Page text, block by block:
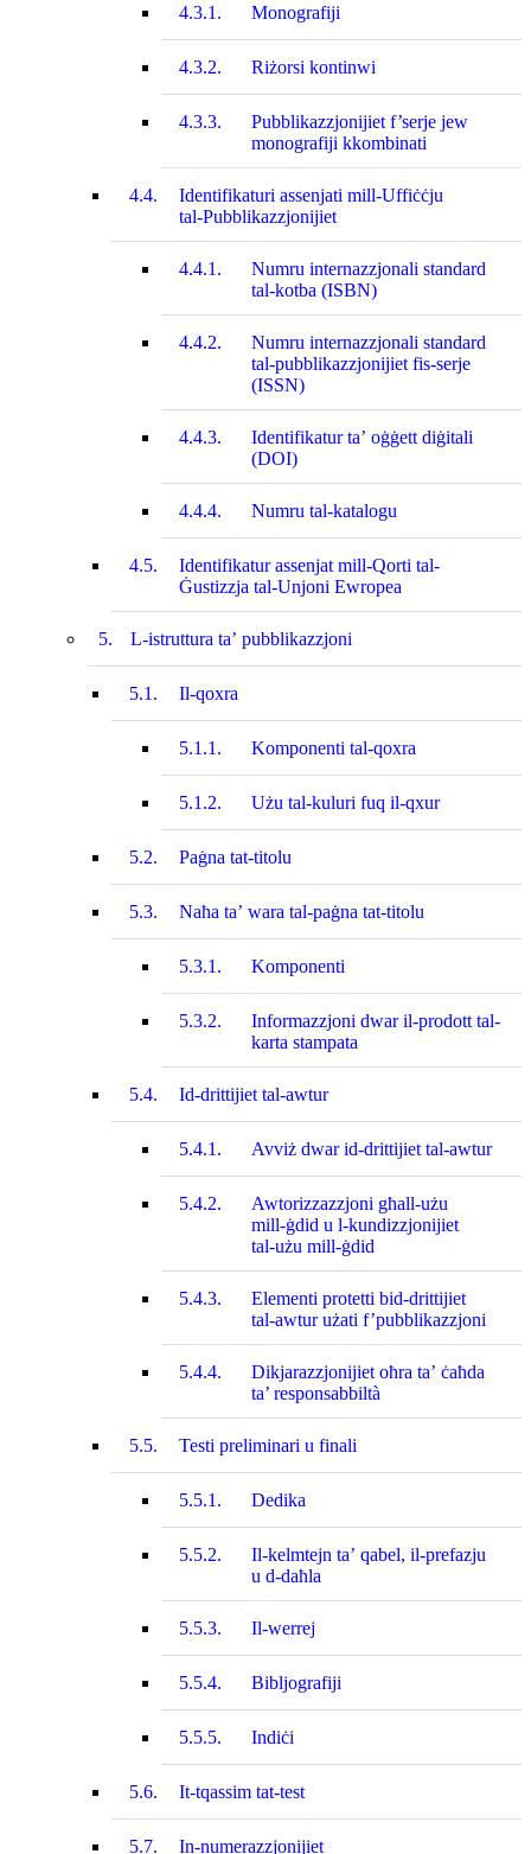
4.3.1. Monografiji
4.3.2. Riżorsi kontinwi
4.3.3.
Pubblikazzjonijiet f’serje jew
monografiji kkombinati
4.4.
Identifikaturi assenjati mill-Uffiċċju
tal-Pubblikazzjonijiet
4.4.1.
Numru internazzjonali standard
tal-kotba (ISBN)
4.4.2.
Numru internazzjonali standard
tal-pubblikazzjonijiet fis-serje
(ISSN)
4.4.3.
Identifikatur ta’ oġġett diġitali
(DOI)
4.4.4. Numru tal-katalogu
4.5.
Identifikatur assenjat mill-Qorti tal-
Ġustizzja tal-Unjoni Ewropea
5. L-istruttura ta’ pubblikazzjoni
5.1. Il-qoxra
5.1.1. Komponenti tal-qoxra
5.1.2. Użu tal-kuluri fuq il‑qxur
5.2. Paġna tat‑titolu
5.3. Naħa ta’ wara tal-paġna tat‑titolu
5.3.1. Komponenti
5.3.2.
Informazzjoni dwar il‑prodott tal-
karta stampata
5.4. Id‑drittijiet tal‑awtur
5.4.1. Avviż dwar id‑drittijiet tal‑awtur
5.4.2.
Awtorizzazzjoni għall‑użu
mill‑ġdid u l‑kundizzjonijiet
tal‑użu mill‑ġdid
5.4.3.
Elementi protetti bid‑drittijiet
tal‑awtur użati f’pubblikazzjoni
5.4.4.
Dikjarazzjonijiet oħra ta’ ċaħda
ta’ responsabbiltà
5.5. Testi preliminari u finali
5.5.1. Dedika
5.5.2.
Il-kelmtejn ta’ qabel, il‑prefazju
u d-daħla
5.5.3. Il-werrej
5.5.4. Bibljografiji
5.5.5. Indiċi
5.6. It-tqassim tat‑test
5.7. In-numerazzjonijiet